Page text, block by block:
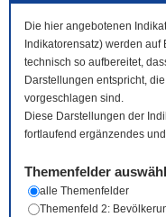
Die hier angebotenen
Indikatorensatz) werden auf
technisch so aufbereitet,
Darstellungen entspricht,
vorgeschlagen sind.
Diese Darstellungen der
fortlaufend ergänzendes
Themenfelder
alle Themenfelder
Themenfeld 2: